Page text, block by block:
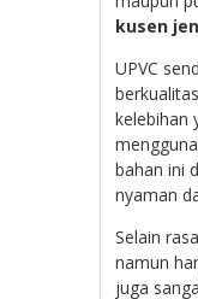
kusen
UPVC
kelebihan
bahan ini
nyaman
Selain
namun
juga